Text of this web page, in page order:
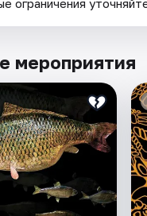
ограничения
мероприятия